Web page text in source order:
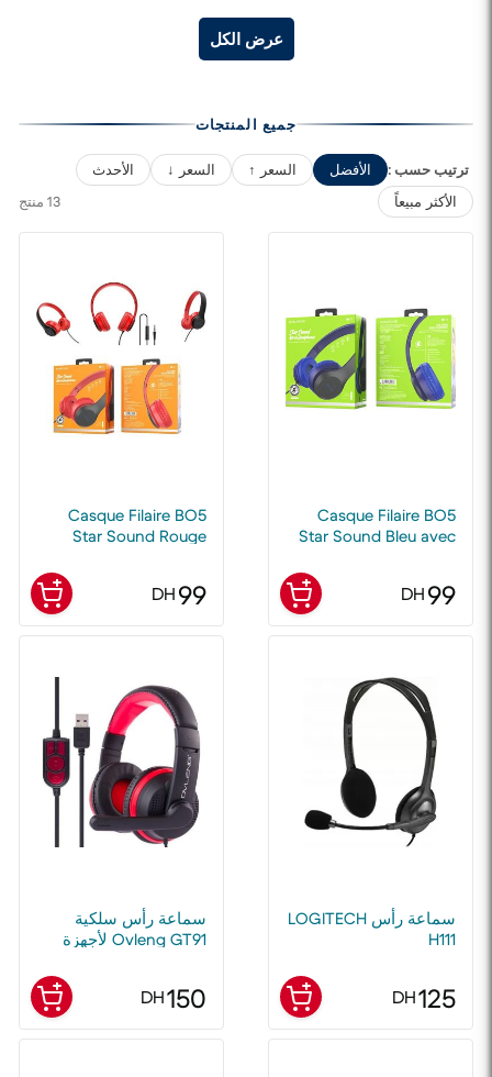
عرض الكل
جميع المنتجات
ترتيب حسب : الأفضل السعر ↑ السعر ↓
الأحدث
الأكثر مبيعاً
13 منتج
Casque Filaire BO5
Star Sound Bleu avec
Stéréo HD, Jack 3,5
mm
99
DH
Casque Filaire BO5
Star Sound Rouge
Son Stéréo HD, Jack
3,5 mm
99
DH
سماعة رأس LOGITECH
H111
125
DH
سماعة رأس سلكية
Ovleng GT91 لأجهزة
المحمولة وأجهزة الألعاب
150
DH